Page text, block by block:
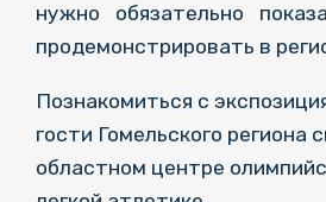
нужно обязательно
продемонстрировать в
Познакомиться с
гости Гомельского региона
областном центре